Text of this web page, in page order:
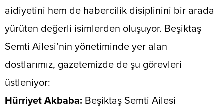
aidiyetini hem de habercilik disiplinini bir arada
yürüten değerli isimlerden oluşuyor. Beşiktaş
Semti Ailesi’nin yönetiminde yer alan
dostlarımız, gazetemizde de şu görevleri
üstleniyor:
Hürriyet Akbaba: Beşiktaş Semti Ailesi